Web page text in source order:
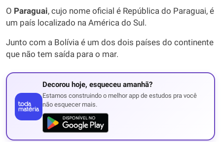
O Paraguai, cujo nome oficial é República do Paraguai, é
um país localizado na América do Sul.
Junto com a Bolívia é um dos dois países do continente
que não tem saída para o mar.
Decorou hoje, esqueceu amanhã?
Estamos construindo o melhor app de estudos pra você
não esquecer mais.